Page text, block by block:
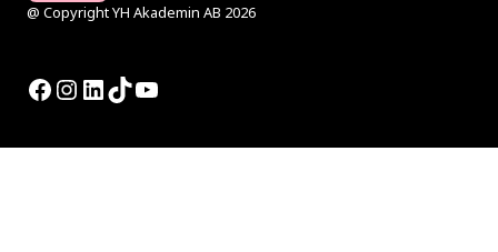
@ Copyright YH Akademin AB 2026
Facebook
Instagram
LinkedIn
TikTok
YouTube